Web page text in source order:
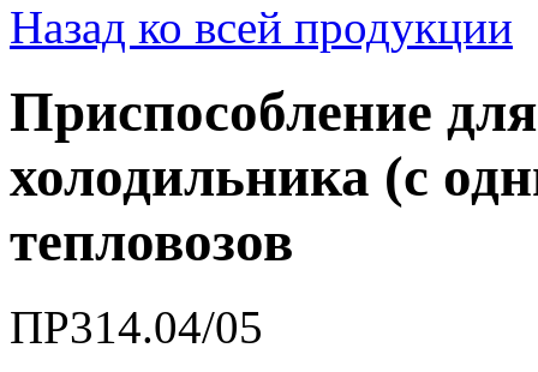
Назад ко всей продукции
Приспособление
холодильника (с
тепловозов
ПР314.04/05